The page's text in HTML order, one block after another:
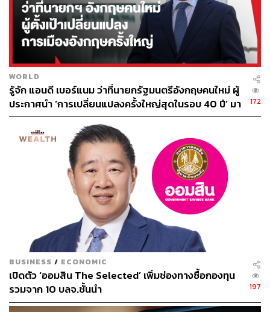
157
ABOUT THE AUTHOR
ถนัดกิจ จันกิเสน
Content Creator ประจำกองบรรณาธิการ
THE STANDARD WEALTH ผู้เสพติดโลก
ธุรกิจ การตลาด เทคโนโลยี และชอบสำรวจ
โลกออฟไลน์และออนไลน์มาถอดรหัสความ
เคลื่อนไหวให้เป็นเรื่องเข้าใจง่าย สนุก และได้
ไอเดียใหม่ๆ
WORLD
รู้จัก แอนดี เบอร์แนม ว่าที่นายกรัฐมนตรีอังกฤษคนใหม่ ผู้
ประกาศนำ ‘การเปลี่ยนแปลงครั้งใหญ่สุดในรอบ 40 ปี’ มา
สู่การเมืองอังกฤษ
172
BUSINESS / ECONOMIC
เปิดตัว ‘ออมสิน The Selected’ เพิ่มช่องทางซื้อกองทุน
รวมจาก 10 บลจ.ชั้นนำ
197